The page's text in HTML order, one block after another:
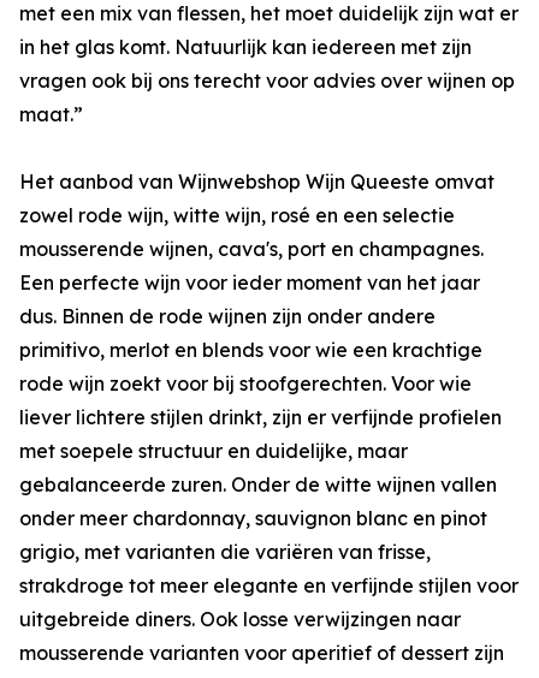
met een mix van flessen, het moet duidelijk zijn wat er
in het glas komt. Natuurlijk kan iedereen met zijn
vragen ook bij ons terecht voor advies over wijnen op
maat.”
Het aanbod van Wijnwebshop Wijn Queeste omvat
zowel rode wijn, witte wijn, rosé en een selectie
mousserende wijnen, cava's, port en champagnes.
Een perfecte wijn voor ieder moment van het jaar
dus. Binnen de rode wijnen zijn onder andere
primitivo, merlot en blends voor wie een krachtige
rode wijn zoekt voor bij stoofgerechten. Voor wie
liever lichtere stijlen drinkt, zijn er verfijnde profielen
met soepele structuur en duidelijke, maar
gebalanceerde zuren. Onder de witte wijnen vallen
onder meer chardonnay, sauvignon blanc en pinot
grigio, met varianten die variëren van frisse,
strakdroge tot meer elegante en verfijnde stijlen voor
uitgebreide diners. Ook losse verwijzingen naar
mousserende varianten voor aperitief of dessert zijn